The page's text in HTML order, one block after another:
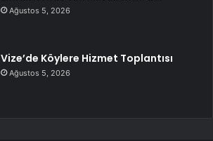
Ağustos 5, 2026
Vize’de Köylere Hizmet Toplantısı
Ağustos 5, 2026